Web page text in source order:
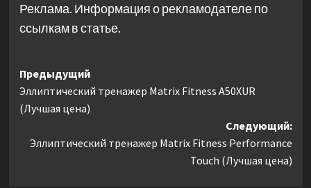
Реклама. Информация о рекламодателе по
ссылкам в статье.
Навигация
записи
Предыдущий
Эллиптический тренажер Matrix Fitness A50XUR
(Лучшая цена)
Следующий:
Эллиптический тренажер Matrix Fitness Performance
Touch (Лучшая цена)